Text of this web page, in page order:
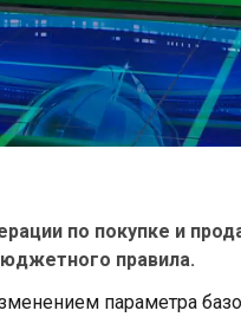
по покупке и
правила.
параметра